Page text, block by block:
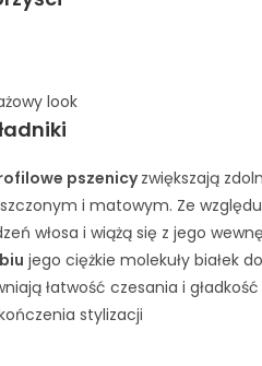
look
pszenicyzwiększają
i matowym. Ze
włosa i wiążą się z jego
jego ciężkie molekuły białek
łatwość czesania i
stylizacji